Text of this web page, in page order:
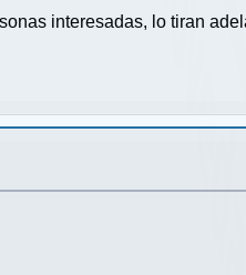
interesadas, lo tiran